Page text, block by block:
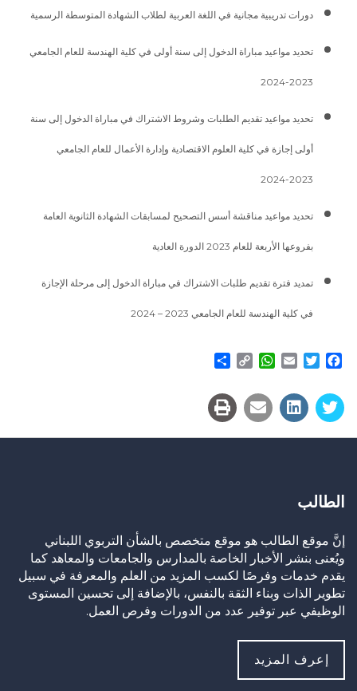
دورات تدريبية مجانية في اللغة العربية لطلاب الشهادة المتوسطة الرسمية
تحديد مواعيد مباراة الدخول إلى سنة أولى في كلية الهندسة للعام الجامعي
2023-2024
تحديد مواعيد تقديم الطلبات وشروط الاشتراك في مباراة الدخول إلى سنة
أولى إجازة في كلية العلوم الاقتصادية وإدارة الأعمال للعام الجامعي
2023-2024
تحديد مواعيد مناقشة أسس التصحيح لمسابقات الشهادة الثانوية العامة
بفروعها الأربعة للعام 2023 الدورة العادية
تمديد فترة تقديم طلبات الاشتراك في مباراة الدخول إلى مرحلة الإجازة
في كلية الهندسة للعام الجامعي 2023 – 2024
Facebook
Twitter
Email
WhatsApp
Copy
الطالب
إنَّ موقع الطالب هو موقع متخصص بالشأن التربوي اللبناني
ويُعنى بنشر الأخبار الخاصة بالمدارس والجامعات والمعاهد كما
يقدم خدمات وفرصًا لكسب المزيد من العلم والمعرفة في سبيل
تطوير الذات وبناء الثقة بالنفس، بالإضافة إلى تحسين المستوى
الوظيفي عبر توفير عدد من الدورات وفرص العمل.
إعرف المزيد